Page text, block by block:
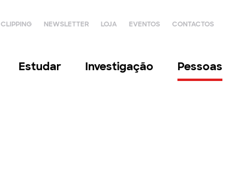
CLIPPING NEWSLETTER LOJA EVENTOS CONTACTOS
Estudar Investigação Pessoas